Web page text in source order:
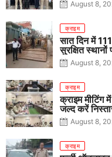
August 8,
क्राइम
सात दिन में
सुरक्षित
August 8,
क्राइम
क्राइम मीटिंग
जल्द करें
August 8,
क्राइम